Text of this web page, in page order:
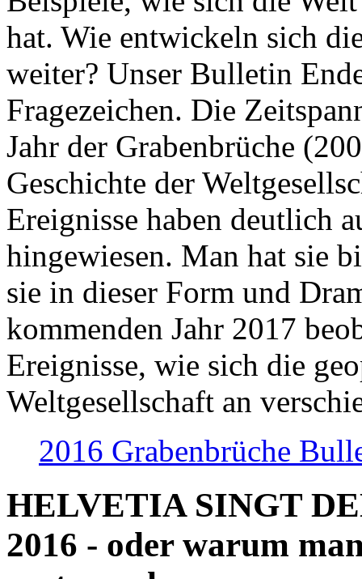
hat. Wie entwickeln sich
weiter? Unser Bulletin
Fragezeichen. Die
Jahr der Grabenbrüche
Geschichte der
Ereignisse haben deutlich
hingewiesen. Man hat sie
sie in dieser Form und
kommenden Jahr 2017
Ereignisse, wie sich die
Weltgesellschaft an
2016 Grabenbrüche
HELVETIA SINGT
2016 - oder warum